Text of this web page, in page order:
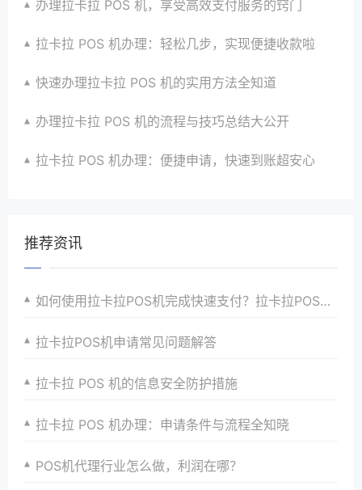
办理拉卡拉 POS 机，享受高效支付服务的窍门
拉卡拉 POS 机办理：轻松几步，实现便捷收款啦
快速办理拉卡拉 POS 机的实用方法全知道
办理拉卡拉 POS 机的流程与技巧总结大公开
拉卡拉 POS 机办理：便捷申请，快速到账超安心
推荐资讯
如何使用拉卡拉POS机完成快速支付？拉卡拉POS机的五个主要特点，值得了解！
拉卡拉POS机申请常见问题解答
拉卡拉 POS 机的信息安全防护措施​
拉卡拉 POS 机办理：申请条件与流程全知晓
POS机代理行业怎么做，利润在哪？